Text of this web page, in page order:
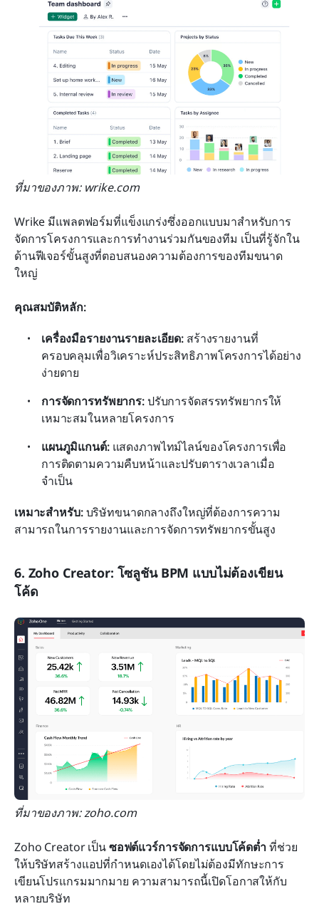
ที่มาของภาพ: wrike.com
Wrike มีแพลตฟอร์มที่แข็งแกร่งซึ่งออกแบบมาสำหรับการ
จัดการโครงการและการทำงานร่วมกันของทีม เป็นที่รู้จักใน
ด้านฟีเจอร์ขั้นสูงที่ตอบสนองความต้องการของทีมขนาด
ใหญ่
คุณสมบัติหลัก:
เครื่องมือรายงานรายละเอียด: สร้างรายงานที่
ครอบคลุมเพื่อวิเคราะห์ประสิทธิภาพโครงการได้อย่าง
ง่ายดาย
การจัดการทรัพยากร: ปรับการจัดสรรทรัพยากรให้
เหมาะสมในหลายโครงการ
แผนภูมิแกนต์: แสดงภาพไทม์ไลน์ของโครงการเพื่อ
การติดตามความคืบหน้าและปรับตารางเวลาเมื่อ
จำเป็น
เหมาะสำหรับ: บริษัทขนาดกลางถึงใหญ่ที่ต้องการความ
สามารถในการรายงานและการจัดการทรัพยากรขั้นสูง
6. Zoho Creator: โซลูชัน BPM แบบไม่ต้องเขียน
โค้ด
ที่มาของภาพ: zoho.com
Zoho Creator เป็น ซอฟต์แวร์การจัดการแบบโค้ดต่ำ ที่ช่วย
ให้บริษัทสร้างแอปที่กำหนดเองได้โดยไม่ต้องมีทักษะการ
เขียนโปรแกรมมากมาย ความสามารถนี้เปิดโอกาสให้กับ
หลายบริษัท